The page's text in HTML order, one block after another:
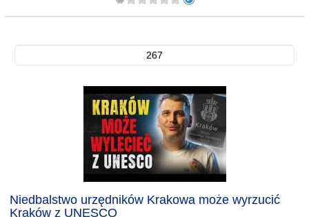
267
Niedbalstwo urzędników Krakowa może wyrzucić
Kraków z UNESCO